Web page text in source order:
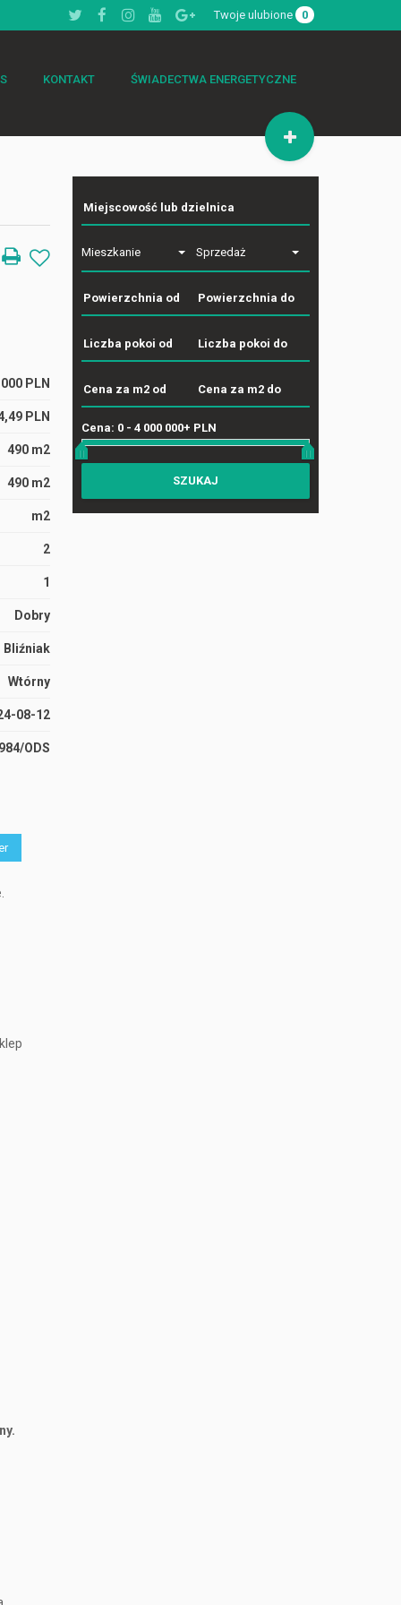
Twoje ulubione 0
KONTAKT ŚWIADECTWA ENERGETYCZNE
PLN
PLN
490 m2
490 m2
m2
2
1
Dobry
Bliźniak
Wtórny
08-12
ODS
Mieszkanie Sprzedaż
Cena: 0 - 4 000 000+ PLN